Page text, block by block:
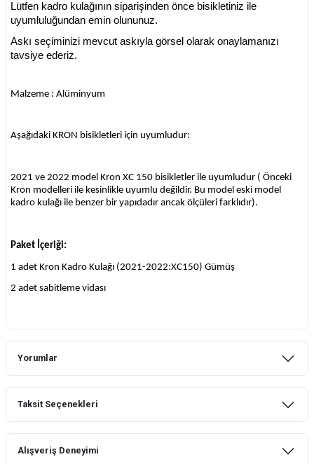
Lütfen kadro kulağının siparişinden önce bisikletiniz ile
uyumluluğundan emin olununuz.
Askı seçiminizi mevcut askıyla görsel olarak onaylamanızı
tavsiye ederiz.
Malzeme : Alüminyum
Aşağıdaki KRON bisikletleri için uyumludur:
2021 ve 2022 model Kron XC 150 bisikletler ile uyumludur ( Önceki
Kron modelleri ile kesinlikle uyumlu değildir. Bu model eski model
kadro kulağı ile benzer bir yapıdadır ancak ölçüleri farklıdır).
Paket İçeriği:
1 adet Kron Kadro Kulağı (2021-2022:XC150) Gümüş
2 adet sabitleme vidası
Yorumlar
Taksit Seçenekleri
Alışveriş Deneyimi